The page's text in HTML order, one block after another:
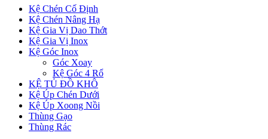
Kệ Chén Cố Định
Kệ Chén Nâng Hạ
Kệ Gia Vị Dao Thớt
Kệ Gia Vị Inox
Kệ Góc Inox
Góc Xoay
Kệ Góc 4 Rổ
KỆ TỦ ĐỒ KHÔ
Kệ Úp Chén Dưới
Kệ Úp Xoong Nồi
Thùng Gạo
Thùng Rác